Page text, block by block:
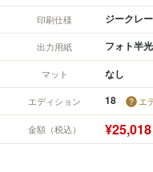
印刷仕様 ジークレ
出力用紙 フォト半
マット なし
エディション 18 エ
金額（税込） ¥25,018